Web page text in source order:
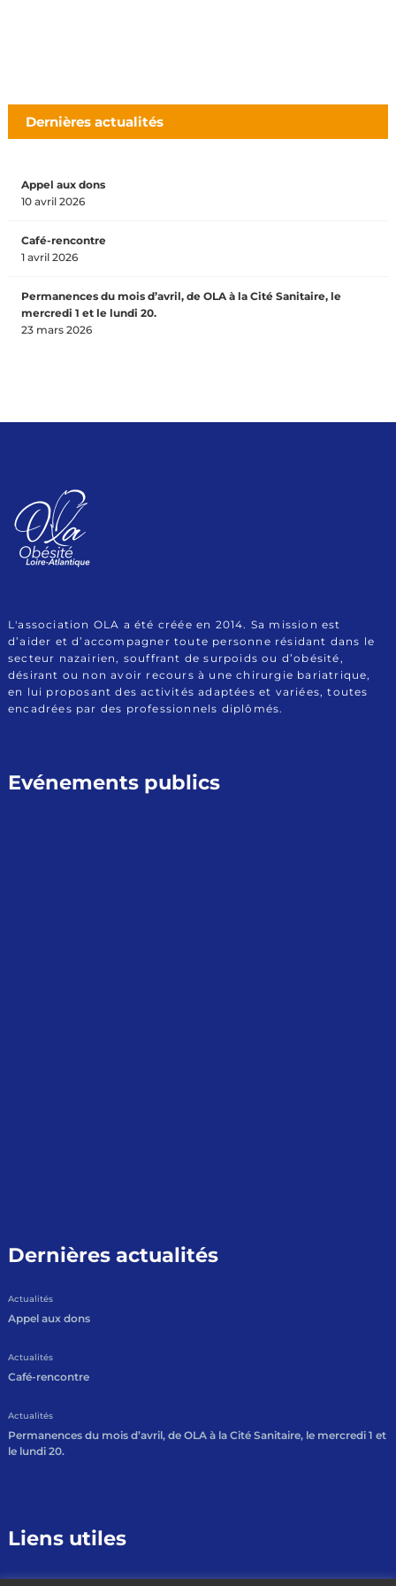
Dernières actualités
Appel aux dons
10 avril 2026
Café-rencontre
1 avril 2026
Permanences du mois d’avril, de OLA à la Cité Sanitaire, le
mercredi 1 et le lundi 20.
23 mars 2026
Loire Atlantique
L'association OLA a été créée en 2014. Sa mission est
d’aider et d’accompagner toute personne résidant dans le
secteur nazairien, souffrant de surpoids ou d’obésité,
désirant ou non avoir recours à une chirurgie bariatrique,
en lui proposant des activités adaptées et variées, toutes
encadrées par des professionnels diplômés.
Evénements publics
Dernières actualités
Actualités
Appel aux dons
Actualités
Café-rencontre
Actualités
Permanences du mois d’avril, de OLA à la Cité Sanitaire, le mercredi 1 et
le lundi 20.
Liens utiles